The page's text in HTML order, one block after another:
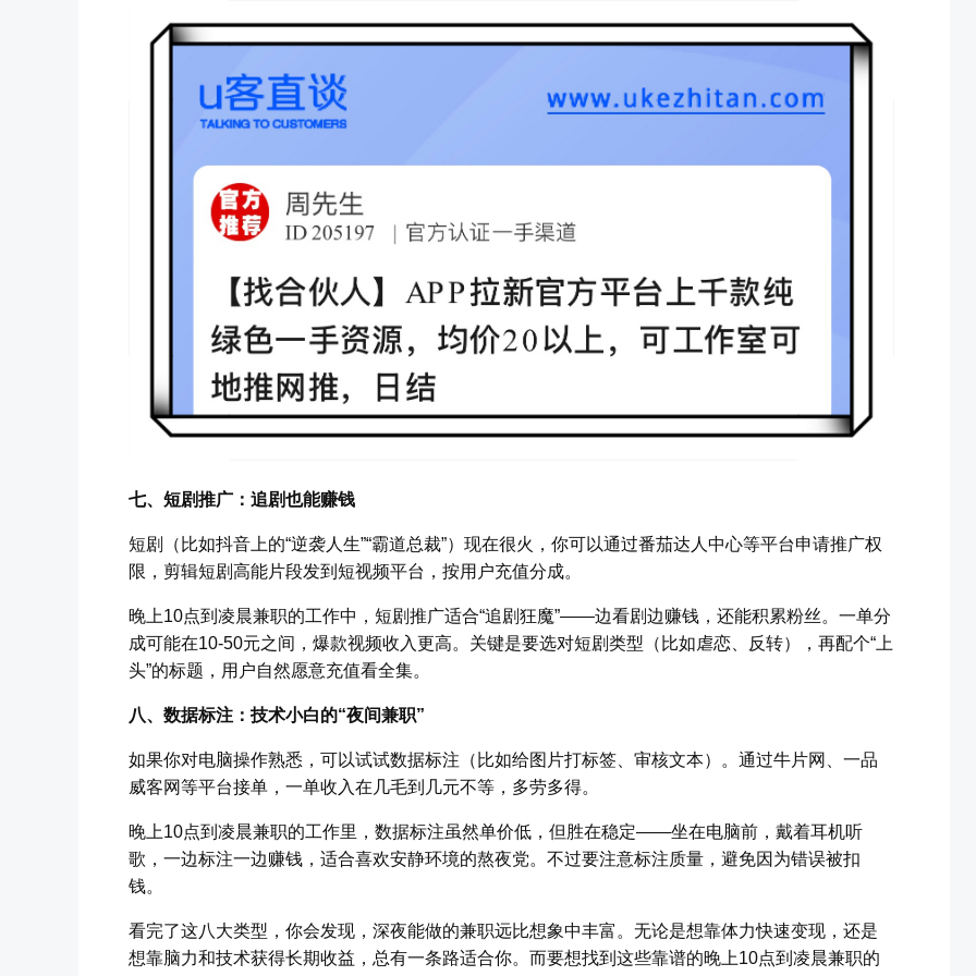
七、短剧推广：追剧也能赚钱
短剧（比如抖音上的“逆袭人生”“霸道总裁”）现在很火，你可以通过番茄达人中心等平台申请推广权
限，剪辑短剧高能片段发到短视频平台，按用户充值分成。
晚上10点到凌晨兼职的工作中，短剧推广适合“追剧狂魔”——边看剧边赚钱，还能积累粉丝。一单分
成可能在10-50元之间，爆款视频收入更高。关键是要选对短剧类型（比如虐恋、反转），再配个“上
头”的标题，用户自然愿意充值看全集。
八、数据标注：技术小白的“夜间兼职”
如果你对电脑操作熟悉，可以试试数据标注（比如给图片打标签、审核文本）。通过牛片网、一品
威客网等平台接单，一单收入在几毛到几元不等，多劳多得。
晚上10点到凌晨兼职的工作里，数据标注虽然单价低，但胜在稳定——坐在电脑前，戴着耳机听
歌，一边标注一边赚钱，适合喜欢安静环境的熬夜党。不过要注意标注质量，避免因为错误被扣
钱。
看完了这八大类型，你会发现，深夜能做的兼职远比想象中丰富。无论是想靠体力快速变现，还是
想靠脑力和技术获得长期收益，总有一条路适合你。而要想找到这些靠谱的晚上10点到凌晨兼职的